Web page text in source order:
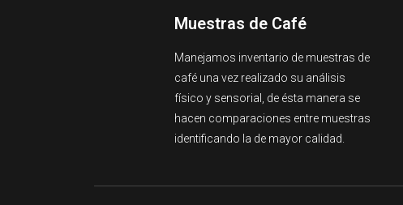
Muestras de Café
Manejamos inventario de muestras de
café una vez realizado su análisis
físico y sensorial, de ésta manera se
hacen comparaciones entre muestras
identificando la de mayor calidad.